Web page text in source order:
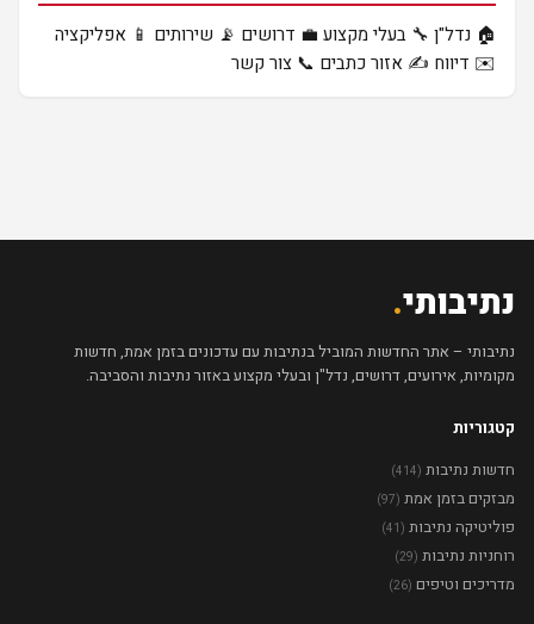
🏠 נדל"ן 🔧 בעלי מקצוע 💼 דרושים 📡 שירותים 📱 אפליקציה
✉️ דיווח ✍️ אזור כתבים 📞 צור קשר
נתיבותי.
נתיבותי – אתר החדשות המוביל בנתיבות עם עדכונים בזמן אמת, חדשות
מקומיות, אירועים, דרושים, נדל"ן ובעלי מקצוע באזור נתיבות והסביבה.
קטגוריות
חדשות נתיבות (414)
מבזקים בזמן אמת (97)
פוליטיקה נתיבות (41)
רוחניות נתיבות (29)
מדריכים וטיפים (26)